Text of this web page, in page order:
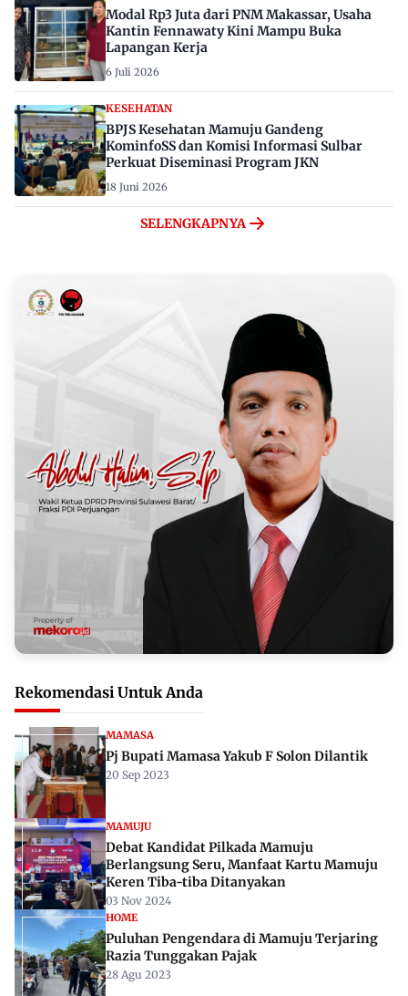
Modal Rp3 Juta dari PNM Makassar, Usaha
Kantin Fennawaty Kini Mampu Buka
Lapangan Kerja
6 Juli 2026
KESEHATAN
BPJS Kesehatan Mamuju Gandeng
KominfoSS dan Komisi Informasi Sulbar
Perkuat Diseminasi Program JKN
18 Juni 2026
SELENGKAPNYA
Rekomendasi Untuk Anda
MAMASA
Pj Bupati Mamasa Yakub F Solon Dilantik
20 Sep 2023
MAMUJU
Debat Kandidat Pilkada Mamuju
Berlangsung Seru, Manfaat Kartu Mamuju
Keren Tiba-tiba Ditanyakan
03 Nov 2024
HOME
Puluhan Pengendara di Mamuju Terjaring
Razia Tunggakan Pajak
28 Agu 2023